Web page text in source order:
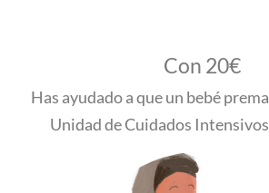
Con 20€
Has ayudado a que un bebé
Unidad de Cuidados